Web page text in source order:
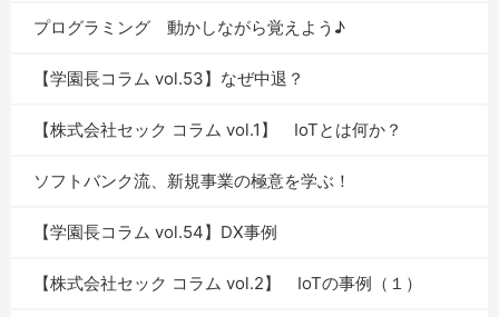
プログラミング 動かしながら覚えよう♪
【学園長コラム vol.53】なぜ中退？
【株式会社セック コラム vol.1】 IoTとは何か？
ソフトバンク流、新規事業の極意を学ぶ！
【学園長コラム vol.54】DX事例
【株式会社セック コラム vol.2】 IoTの事例（１）